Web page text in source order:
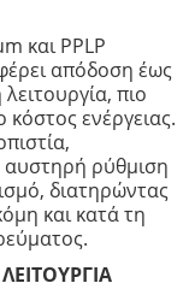
και PPLP
απόδοση έως
πιο
ενέργειας.
αυστηρή ρύθμιση
διατηρώντας
και κατά τη